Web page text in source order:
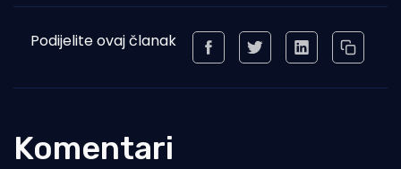
Podijelite ovaj članak
Komentari